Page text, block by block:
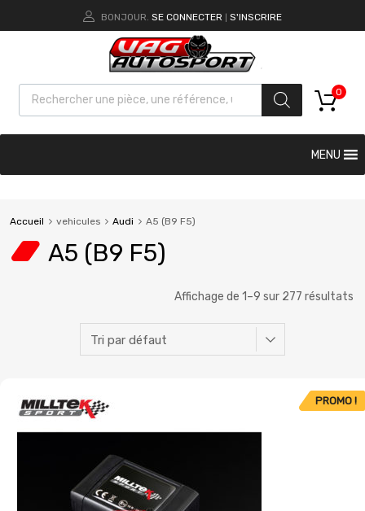
BONJOUR. SE CONNECTER S'INSCRIRE
0
MENU
Accueil vehicules Audi A5 (B9 F5)
A5 (B9 F5)
Affichage de 1–9 sur 277 résultats
PROMO !